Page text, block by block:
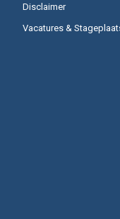
Disclaimer
Vacatures &